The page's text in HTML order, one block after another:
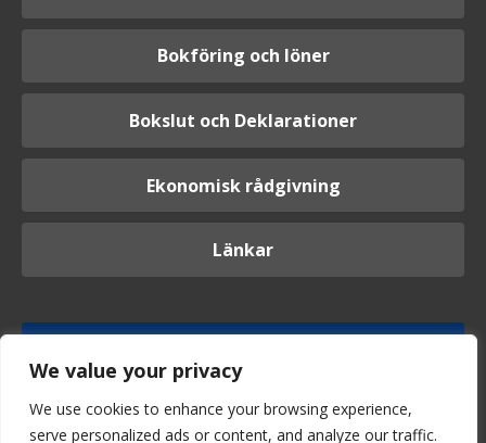
We value your privacy
We use cookies to enhance your browsing experience,
serve personalized ads or content, and analyze our traffic.
Bokföring och löner
Bokslut och Deklarationer
Ekonomisk rådgivning
Länkar